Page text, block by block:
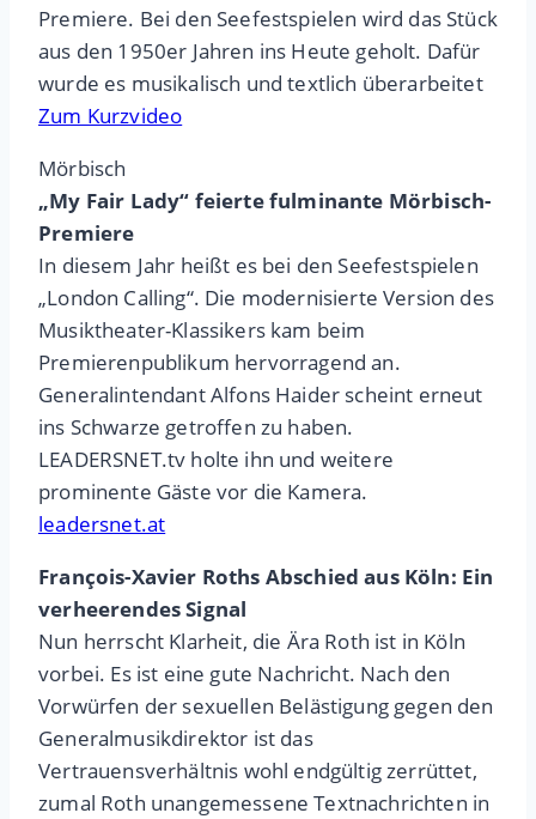
Premiere. Bei den Seefestspielen wird das Stück
aus den 1950er Jahren ins Heute geholt. Dafür
wurde es musikalisch und textlich überarbeitet
Zum Kurzvideo
Mörbisch
„My Fair Lady“ feierte fulminante Mörbisch-
Premiere
In diesem Jahr heißt es bei den Seefestspielen
„London Calling“. Die modernisierte Version des
Musiktheater-Klassikers kam beim
Premierenpublikum hervorragend an.
Generalintendant Alfons Haider scheint erneut
ins Schwarze getroffen zu haben.
LEADERSNET.tv holte ihn und weitere
prominente Gäste vor die Kamera.
leadersnet.at
François-Xavier Roths Abschied aus Köln: Ein
verheerendes Signal
Nun herrscht Klarheit, die Ära Roth ist in Köln
vorbei. Es ist eine gute Nachricht. Nach den
Vorwürfen der sexuellen Belästigung gegen den
Generalmusikdirektor ist das
Vertrauensverhältnis wohl endgültig zerrüttet,
zumal Roth unangemessene Textnachrichten in